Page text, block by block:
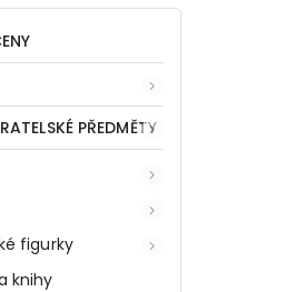
PŘEDMĚTY
figurky
knihy